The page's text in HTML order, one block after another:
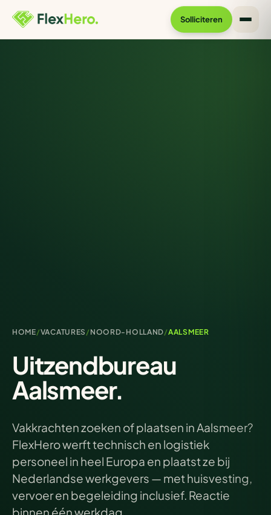
Solliciteren
HOME/VACATURES / NOORD-HOLLAND/AALSMEER
Uitzendbureau
Aalsmeer.
Vakkrachten zoeken of plaatsen in Aalsmeer?
FlexHero werft technisch en logistiek
personeel in heel Europa en plaatst ze bij
Nederlandse werkgevers — met huisvesting,
vervoer en begeleiding inclusief. Reactie
binnen één werkdag.